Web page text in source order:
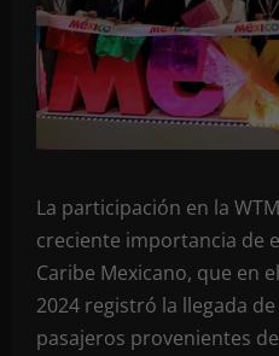
La participación en la
creciente importancia de
Caribe Mexicano, que en
2024 registró la llegada
pasajeros provenientes